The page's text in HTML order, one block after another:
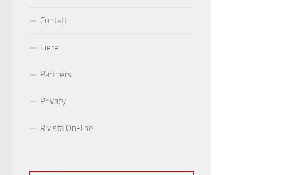
Contatti
Fiere
Partners
Privacy
Rivista On-line